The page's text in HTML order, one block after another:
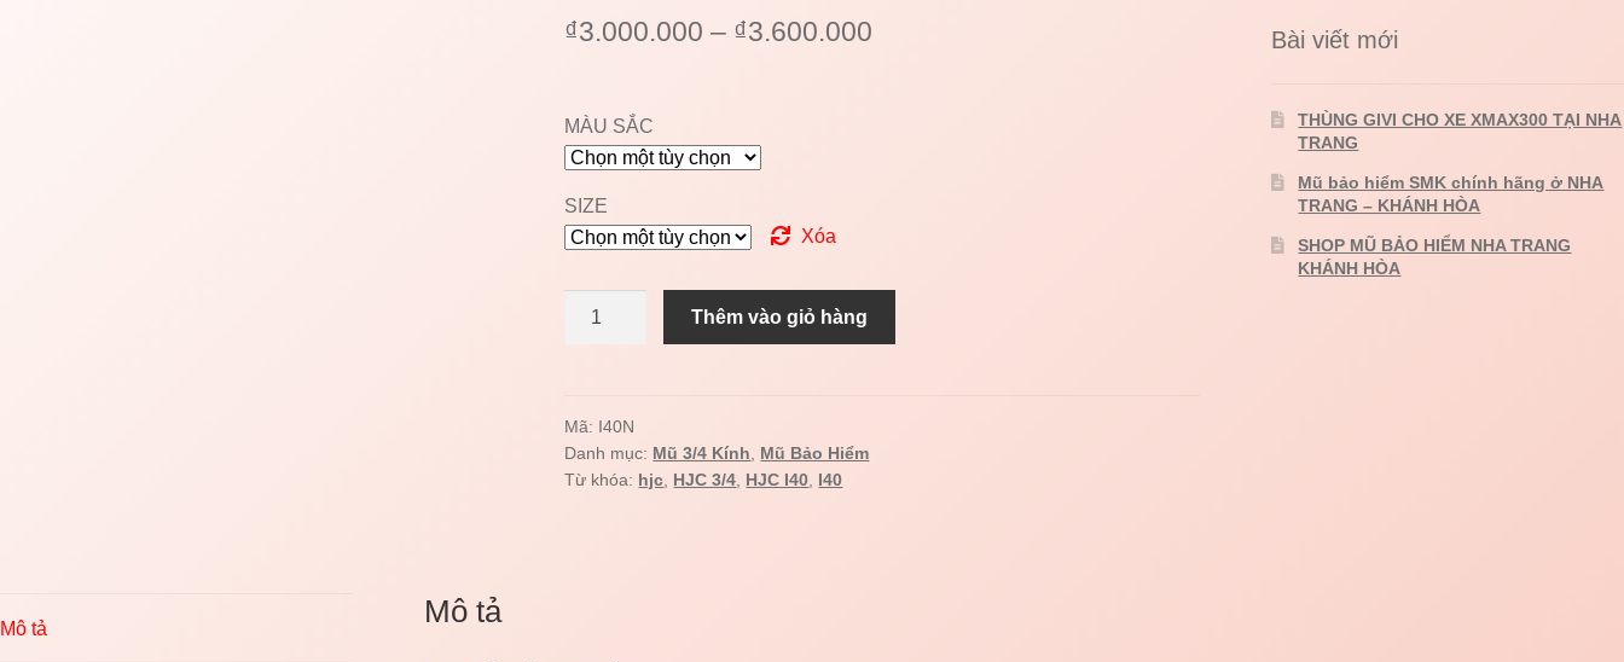
₫3.000.000 – ₫3.600.000
MÀU SẮC
SIZE
Xóa
SOLID
số
lượng
Thêm vào giỏ hàng
Mã: I40N
Danh mục: Mũ 3/4 Kính
Mũ Bảo Hiểm
Từ khóa: hjc HJC 3/4 HJC I40 I40
Mô tả
Mô tả
Bài viết mới
THÙNG GIVI CHO XE XMAX300 TẠI NHA
TRANG
Mũ bảo hiểm SMK chính hãng ở NHA
TRANG – KHÁNH HÒA
SHOP MŨ BẢO HIỂM NHA TRANG
KHÁNH HÒA